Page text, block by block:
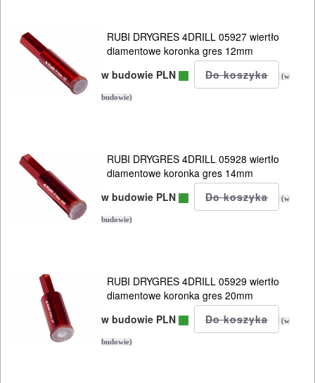
WARSZTATOWE
RĘCZNE
OSPRZĘT
HYDRAULICZNE
NARZĘDZIA
INSTALACYJNE,
PNEUMATYCZNE
AKCESORIA
KOMPRESORY
RUBI DRYGRES 4DRILL 05927 wiertło
diamentowe koronka gres 12mm
w budowie PLN
(w
budowie)
RUBI DRYGRES 4DRILL 05928 wiertło
diamentowe koronka gres 14mm
w budowie PLN
(w
budowie)
RUBI DRYGRES 4DRILL 05929 wiertło
diamentowe koronka gres 20mm
w budowie PLN
(w
budowie)